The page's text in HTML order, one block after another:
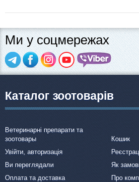
Ми у соцмережах
Каталог зоотоварів
Ветеринарні препарати та
зоотовары
Кошик
Увійти, авторизація
Ви переглядали
Як
Оплата та доставка
Про